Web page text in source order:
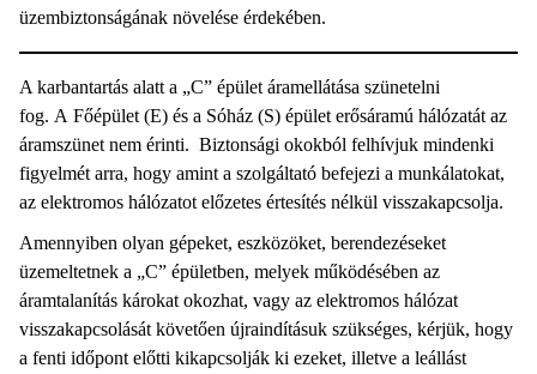
üzembiztonságának növelése érdekében.
A karbantartás alatt a „C” épület áramellátása szünetelni
fog. A Főépület (E) és a Sóház (S) épület erősáramú hálózatát az
áramszünet nem érinti. Biztonsági okokból felhívjuk mindenki
figyelmét arra, hogy amint a szolgáltató befejezi a munkálatokat,
az elektromos hálózatot előzetes értesítés nélkül visszakapcsolja.
Amennyiben olyan gépeket, eszközöket, berendezéseket
üzemeltetnek a „C” épületben, melyek működésében az
áramtalanítás károkat okozhat, vagy az elektromos hálózat
visszakapcsolását követően újraindításuk szükséges, kérjük, hogy
a fenti időpont előtti kikapcsolják ki ezeket, illetve a leállást